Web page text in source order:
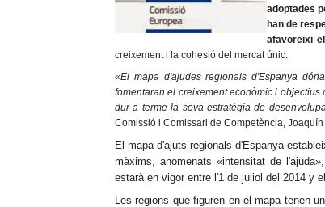
adoptades
han de
afavoreixi
creixement i la cohesió del mercat únic.
«El mapa d'ajudes regionals d'Espanya
fomentaran el creixement econòmic i
dur a terme la seva estratègia de
Comissió i Comissari de Competència, Joaquín
El mapa d'ajuts regionals d'Espanya
màxims, anomenats «intensitat de
estarà en vigor entre l'1 de juliol del 2014 y
Les regions que figuren en el mapa tenen